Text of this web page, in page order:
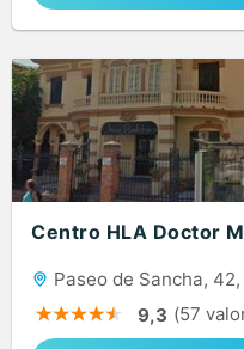
Centro HLA Doctor
Paseo de Sancha,
9,3 (57